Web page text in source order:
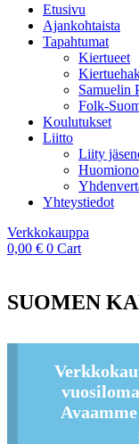
Etusivu
Ajankohtaista
Tapahtumat
Kiertueet
Samuelin
Folk-
Koulutukset
Liitto
Liity
Yhteystiedot
Verkkokauppa
0,00 € 0 Cart
SUOMEN